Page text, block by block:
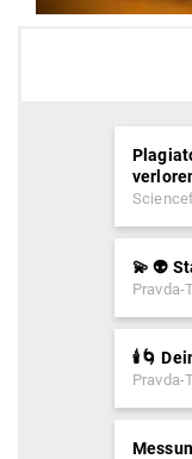
💫 👽
Pravda-
🕯️🌀
Pravda-